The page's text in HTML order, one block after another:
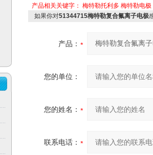
产品相关关键字： 梅特勒托利多 梅特勒电极
如果你对51344715梅特勒复合氟离子电极
产品：
您的单位：
您的姓名：
联系电话：